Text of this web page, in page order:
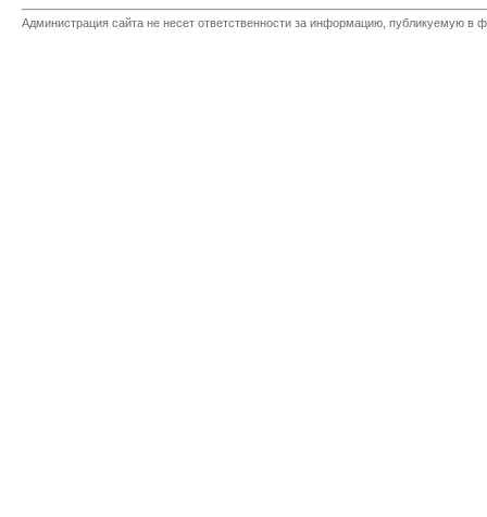
Администрация сайта не несет ответственности за информацию, публикуемую